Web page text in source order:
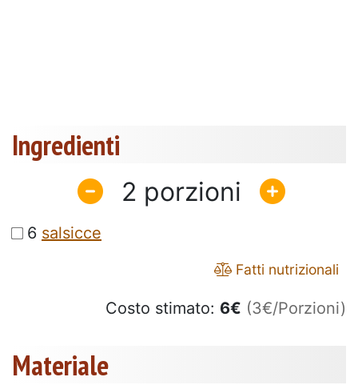
Ingredienti
2
6 salsicce
Fatti nutrizionali
Costo stimato: 6€ (3€/Porzioni)
Materiale